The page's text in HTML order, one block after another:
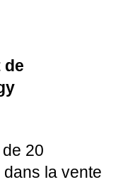
de
20
la vente